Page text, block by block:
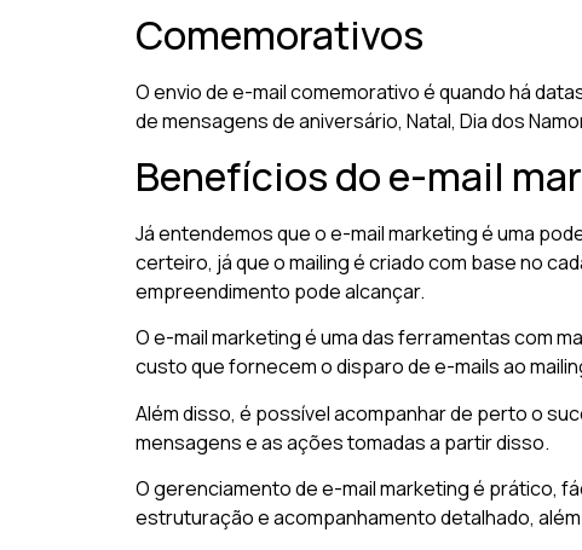
Comemorativos
O envio de e-mail comemorativo é quando há
de mensagens de aniversário, Natal, Dia dos
Benefícios do e-mail
Já entendemos que o e-mail marketing é uma
certeiro, já que o mailing é criado com base no
empreendimento pode alcançar.
O e-mail marketing é uma das ferramentas com
custo que fornecem o disparo de e-mails ao
Além disso, é possível acompanhar de perto o
mensagens e as ações tomadas a partir disso.
O gerenciamento de e-mail marketing é prático,
estruturação e acompanhamento detalhado,